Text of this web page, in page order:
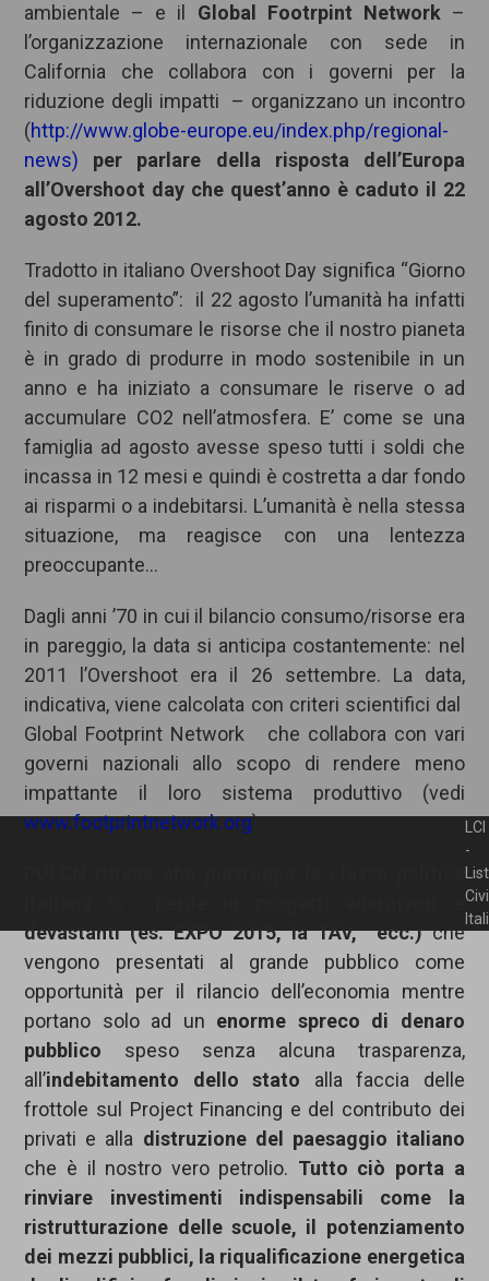
ambientale – e il Global Footrpint Network–
l’organizzazione internazionale con sede in
California che collabora con i governi per la
riduzione degli impatti – organizzano un incontro
(http://www.globe-europe.eu/index.php/regional-
news)
per parlare della risposta dell’Europa
all’Overshoot day che quest’anno è caduto il 22
agosto 2012.
Tradotto in italiano Overshoot Day significa “Giorno
del superamento”: il 22 agosto l’umanità ha infatti
finito di consumare le risorse che il nostro pianeta
è in grado di produrre in modo sostenibile in un
anno e ha iniziato a consumare le riserve o ad
accumulare CO2 nell’atmosfera. E’ come se una
famiglia ad agosto avesse speso tutti i soldi che
incassa in 12 mesi e quindi è costretta a dar fondo
ai risparmi o a indebitarsi. L’umanità è nella stessa
situazione, ma reagisce con una lentezza
preoccupante…
Dagli anni ’70 in cui il bilancio consumo/risorse era
in pareggio, la data si anticipa costantemente: nel
2011 l’Overshoot era il 26 settembre. La data,
indicativa, viene calcolata con criteri scientifici dal
Global Footprint Network che collabora con vari
governi nazionali allo scopo di rendere meno
impattante il loro sistema produttivo (vedi
www.footprintnetwork.org).
devastanti (es. EXPO 2015, la TAV, ecc.)che
vengono presentati al grande pubblico come
opportunità per il rilancio dell’economia mentre
portano solo ad un enorme spreco di denaro
pubblico speso senza alcuna trasparenza,
all’indebitamento dello stato alla faccia delle
frottole sul Project Financing e del contributo dei
privati e alla distruzione del paesaggio italiano
che è il nostro vero petrolio. Tutto ciò porta a
rinviare investimenti indispensabili come la
ristrutturazione delle scuole, il potenziamento
dei mezzi pubblici, la riqualificazione energetica
LCI
-